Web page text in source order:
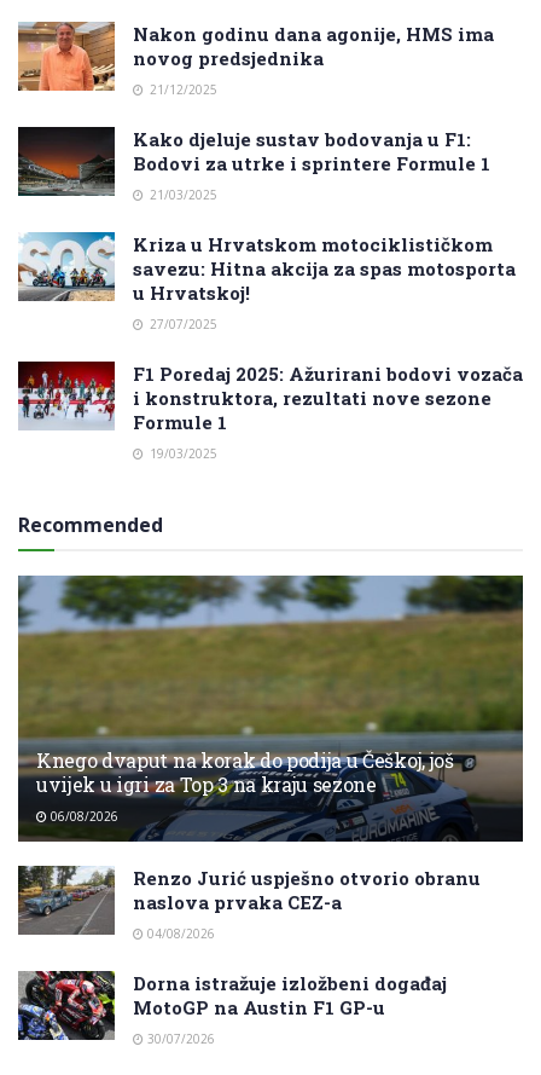
Nakon godinu dana agonije, HMS ima
novog predsjednika
21/12/2025
Kako djeluje sustav bodovanja u F1:
Bodovi za utrke i sprintere Formule 1
21/03/2025
Kriza u Hrvatskom motociklističkom
savezu: Hitna akcija za spas motosporta
u Hrvatskoj!
27/07/2025
F1 Poredaj 2025: Ažurirani bodovi vozača
i konstruktora, rezultati nove sezone
Formule 1
19/03/2025
Recommended
Knego dvaput na korak do podija u Češkoj, još
uvijek u igri za Top 3 na kraju sezone
06/08/2026
Renzo Jurić uspješno otvorio obranu
naslova prvaka CEZ-a
04/08/2026
Dorna istražuje izložbeni događaj
MotoGP na Austin F1 GP-u
30/07/2026